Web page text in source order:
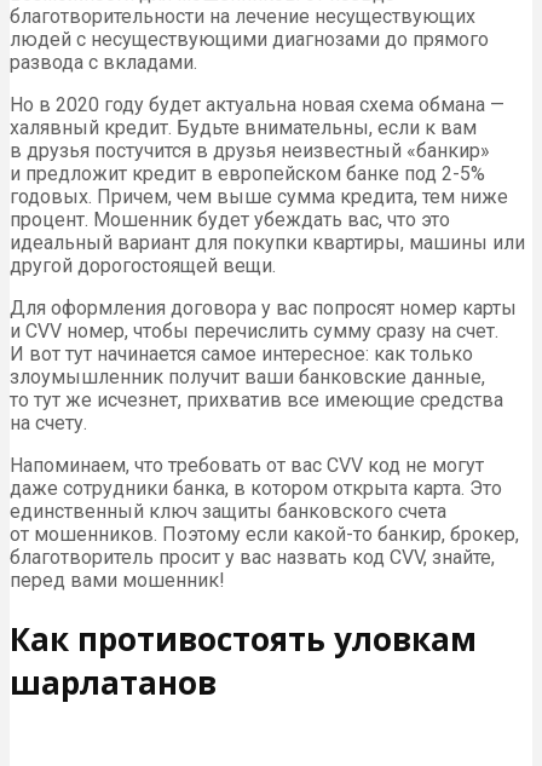
благотворительности на лечение несуществующих
людей с несуществующими диагнозами до прямого
развода с вкладами.
Но в 2020 году будет актуальна новая схема обмана —
халявный кредит. Будьте внимательны, если к вам
в друзья постучится в друзья неизвестный «банкир»
и предложит кредит в европейском банке под 2-5%
годовых. Причем, чем выше сумма кредита, тем ниже
процент. Мошенник будет убеждать вас, что это
идеальный вариант для покупки квартиры, машины или
другой дорогостоящей вещи.
Для оформления договора у вас попросят номер карты
и CVV номер, чтобы перечислить сумму сразу на счет.
И вот тут начинается самое интересное: как только
злоумышленник получит ваши банковские данные,
то тут же исчезнет, прихватив все имеющие средства
на счету.
Напоминаем, что требовать от вас CVV код не могут
даже сотрудники банка, в котором открыта карта. Это
единственный ключ защиты банковского счета
от мошенников. Поэтому если какой-то банкир, брокер,
благотворитель просит у вас назвать код CVV, знайте,
перед вами мошенник!
Как противостоять уловкам
шарлатанов